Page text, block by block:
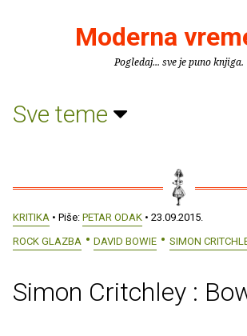
Moderna
Pogledaj... sve je puno knjiga.
Sve teme
KRITIKA • Piše: PETAR ODAK • 23.09.2015.
ROCK GLAZBA
DAVID BOWIE SIMON
Simon Critchley :